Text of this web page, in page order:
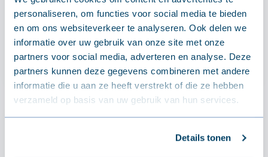
personaliseren, om functies voor social media te bieden
en om ons websiteverkeer te analyseren. Ook delen we
informatie over uw gebruik van onze site met onze
partners voor social media, adverteren en analyse. Deze
partners kunnen deze gegevens combineren met andere
informatie die u aan ze heeft verstrekt of die ze hebben
verzameld op basis van uw gebruik van hun services.
Details tonen
Houtschroef inox A2
€39.02 - €123.54 / Doos